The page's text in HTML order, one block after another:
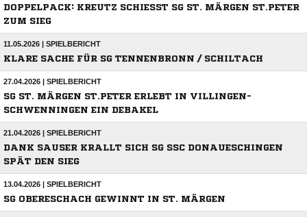
DOPPELPACK: KREUTZ SCHIESST SG ST. MÄRGEN ST.PETER Z
UM SIEG
11.05.2026 | SPIELBERICHT
KLARE SACHE FÜR SG TENNENBRONN / SCHILTACH
27.04.2026 | SPIELBERICHT
SG ST. MÄRGEN ST.PETER ERLEBT IN VILLINGEN-
SCHWENNINGEN EIN DEBAKEL
21.04.2026 | SPIELBERICHT
DANK SAUSER KRALLT SICH SG SSC DONAUESCHINGEN
SPÄT DEN SIEG
13.04.2026 | SPIELBERICHT
SG OBERESCHACH GEWINNT IN ST. MÄRGEN